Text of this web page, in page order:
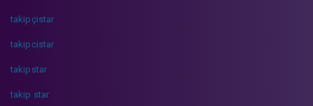
takipçistar
takipcistar
takipstar
takip star